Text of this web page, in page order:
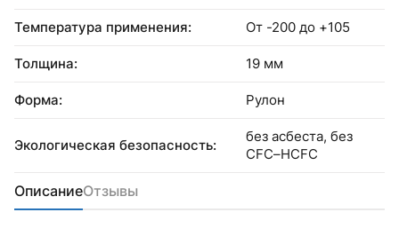
Температура применения: От -200 до +105
Толщина: 19 мм
Форма: Рулон
Экологическая безопасность:
без асбеста, без
CFC–HCFC
ОписаниеОтзывы